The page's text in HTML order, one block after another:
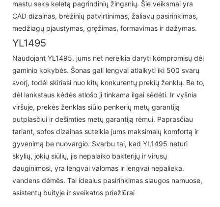
mastu seka keletą pagrindinių žingsnių. Šie veiksmai yra
CAD dizainas, brėžinių patvirtinimas, žaliavų pasirinkimas,
medžiagų pjaustymas, gręžimas, formavimas ir dažymas.
YL1495
Naudojant YL1495, jums net nereikia daryti kompromisų dėl
gaminio kokybės. Šonas gali lengvai atlaikyti iki 500 svarų
svorį, todėl skiriasi nuo kitų konkurentų prekių ženklų. Be to,
dėl lankstaus kėdės atlošo ji tinkama ilgai sėdėti. Ir vyšnia
viršuje, prekės ženklas siūlo penkerių metų garantiją
putplasčiui ir dešimties metų garantiją rėmui. Paprasčiau
tariant, sofos dizainas suteikia jums maksimalų komfortą ir
gyvenimą be nuovargio. Svarbu tai, kad YL1495 neturi
skylių, jokių siūlių, jis nepalaiko bakterijų ir virusų
dauginimosi, yra lengvai valomas ir lengvai nepalieka.
vandens dėmės. Tai idealus pasirinkimas slaugos namuose,
asistentų buityje ir sveikatos priežiūrai